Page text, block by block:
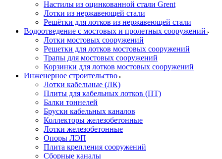
Настилы из оцинкованной стали Grent
Лотки из нержавеющей стали
Решётки для лотков из нержавеющей стали
Водоотведение с мостовых и пролетных сооружений
Лотки мостовых сооружений
Решетки для лотков мостовых сооружений
Трапы для мостовых сооружений
Корзинки для лотков мостовых сооружений
Инженерное строительство
Лотки кабельные (ЛК)
Плиты для кабельных лотков (ПТ)
Балки тоннелей
Бруски кабельных каналов
Коллекторы железобетонные
Лотки железобетонные
Опоры ЛЭП
Плита крепления сооружений
Сборные каналы